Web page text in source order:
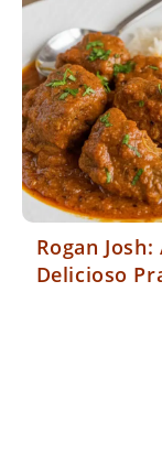
Rogan
Delicioso